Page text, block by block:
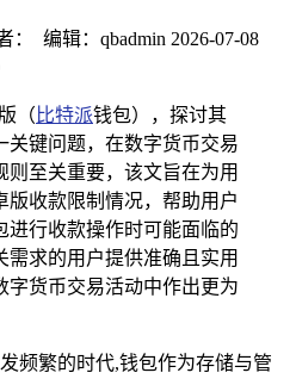
： 编辑：qbadmin 2026-07-08
（ 比特派钱包），探讨其
关键问题，在数字货币交易
则至关重要，该文旨在为用
版收款限制情况，帮助用户
进行收款操作时可能面临的
需求的用户提供准确且实用
字货币交易活动中作出更为
频繁的时代,钱包作为存储与管